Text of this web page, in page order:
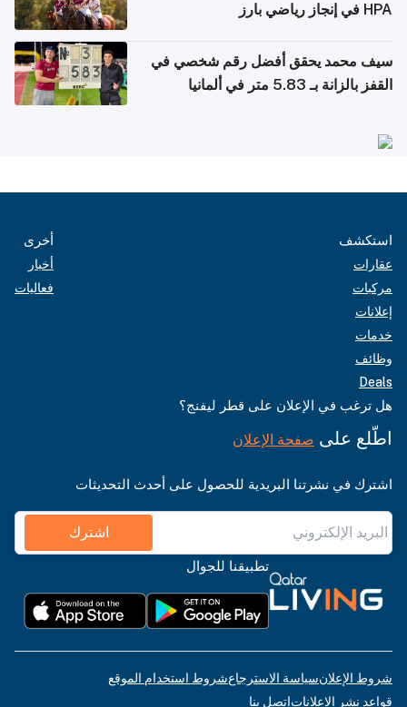
HPA في إنجاز رياضي بارز
سيف محمد يحقق أفضل رقم شخصي في
القفز بالزانة بـ 5.83 متر في ألمانيا
استكشف
عقارات
مركبات
إعلانات
خدمات
وظائف
Deals
أخرى
أخبار
فعاليات
هل ترغب في الإعلان على قطر ليفنج؟
اطّلع على صفحة الإعلان
اشترك في نشرتنا البريدية للحصول على أحدث التحديثات
اشترك
تطبيقنا للجوال
شروط الإعلانسياسة الاسترجاعشروط استخدام الموقع
قواعد نشر الإعلاناتاتصل بنا